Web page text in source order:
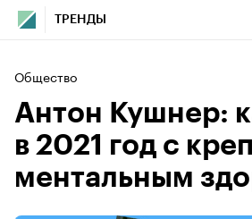
ТРЕНДЫ
Общество
Антон Кушнер:
в 2021 год с
ментальным